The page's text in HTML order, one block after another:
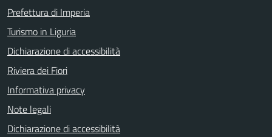
Prefettura di Imperia
Turismo in Liguria
Dichiarazione di accessibilità
Riviera dei Fiori
Informativa privacy
Note legali
Dichiarazione di accessibilità